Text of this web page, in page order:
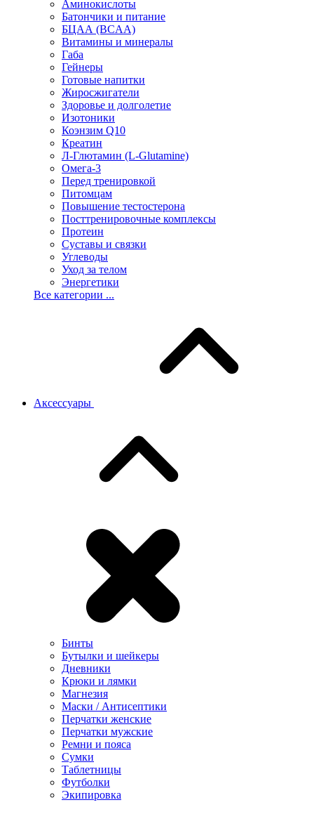
Аминокислоты
Батончики и питание
БЦАА (BCAA)
Витамины и минералы
Габа
Гейнеры
Готовые напитки
Жиросжигатели
Здоровье и долголетие
Изотоники
Коэнзим Q10
Креатин
Л-Глютамин (L-Glutamine)
Омега-3
Перед тренировкой
Питомцам
Повышение тестостерона
Посттренировочные комплексы
Протеин
Суставы и связки
Углеводы
Уход за телом
Энергетики
Все категории ...
Аксессуары
Бинты
Бутылки и шейкеры
Дневники
Крюки и лямки
Магнезия
Маски / Антисептики
Перчатки женские
Перчатки мужские
Ремни и пояса
Сумки
Таблетницы
Футболки
Экипировка